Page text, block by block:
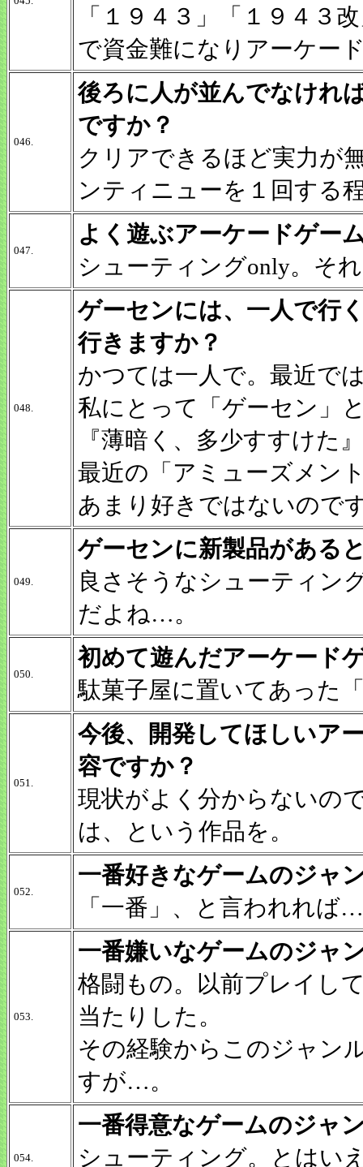
「１９４３」「１９４３
で資金難になりアーケー
046.
後ろに人が並んでなけれ
ですか？
クリアできるほど実力が
ンティニューを１回する
047.
よく遊ぶアーケードゲー
シューティングonly。そ
048.
ゲーセンには、一人で行
行きますか？
かつては一人で。最近で
私にとって「ゲーセン」
『薄暗く、多少すすけた
最近の「アミューズメン
あまり好きではないので
049.
ゲーセンに新製品がある
良さそうなシューティン
だよね…。
050.
初めて遊んだアーケード
駄菓子屋に置いてあった
051.
今後、開発してほしいア
容ですか？
現状がよく分からないの
は、という作品を。
052.
一番好きなゲームのジャ
「一番」、と言われれば
053.
一番嫌いなゲームのジャ
格闘もの。以前プレイし
当たりした。
その経験からこのジャン
すが…。
054.
一番得意なゲームのジャ
シューティング。とはい